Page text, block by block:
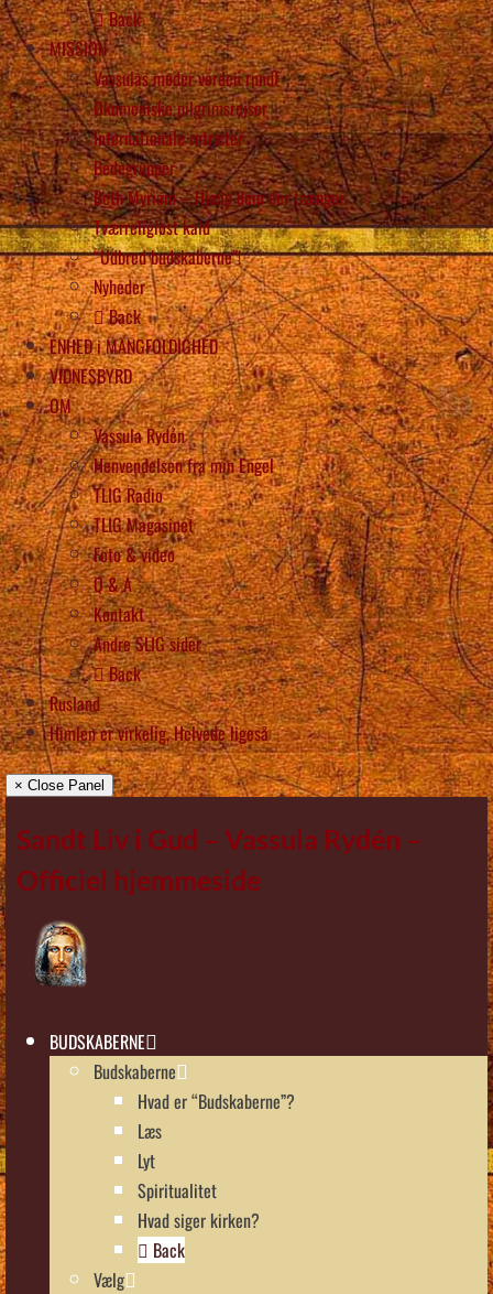
Back
MISSION
Vassulas møder verden rundt
Økumeniske pilgrimsrejser
Internationale retræter
Bedegrupper
Beth Myriam – Hjælp dem der trænger
Tværreligiøst kald
“Udbred budskaberne”!
Nyheder
Back
ENHED i MANGFOLDIGHED
VIDNESBYRD
OM
Vassula Rydén
Henvendelsen fra min Engel
TLIG Radio
TLIG Magasinet
Foto & video
Q & A
Kontakt
Andre SLIG sider
Back
Rusland
Himlen er virkelig, Helvede ligeså
× Close Panel
Sandt Liv i Gud – Vassula Rydén –
Officiel hjemmeside
BUDSKABERNE
Budskaberne
Hvad er “Budskaberne”?
Læs
Lyt
Spiritualitet
Hvad siger kirken?
Back
Vælg